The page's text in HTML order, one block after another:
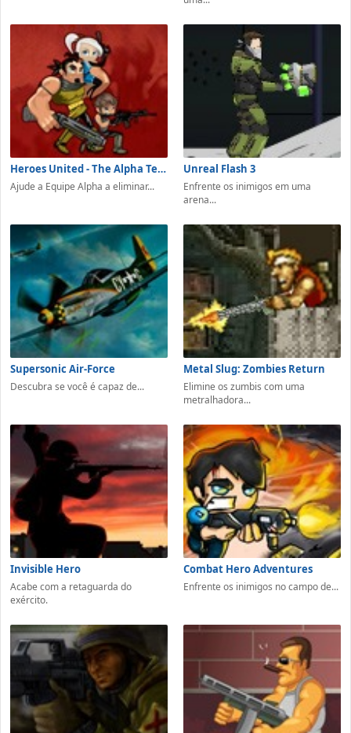
Heroes United - The Alpha Team
Ajude a Equipe Alpha a eliminar...
Unreal Flash 3
Enfrente os inimigos em uma
arena...
Supersonic Air-Force
Descubra se você é capaz de...
Metal Slug: Zombies Return
Elimine os zumbis com uma
metralhadora...
Invisible Hero
Acabe com a retaguarda do
exército.
Combat Hero Adventures
Enfrente os inimigos no campo de...